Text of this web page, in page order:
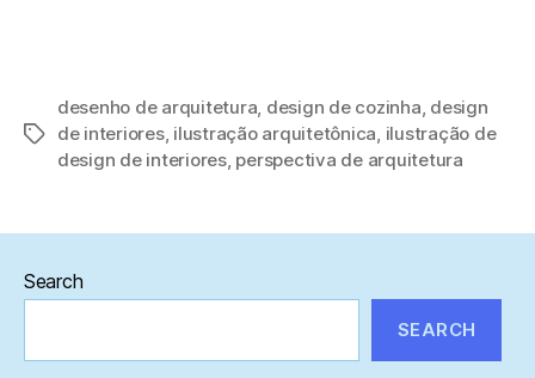
Tags
desenho de arquitetura, design de cozinha, design
de interiores, ilustração arquitetônica, ilustração de
design de interiores, perspectiva de arquitetura
Search
SEARCH